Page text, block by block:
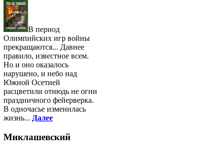
В период
Олимпийских игр войны
прекращаются... Давнее
правило, известное всем.
Но и оно оказалось
нарушено, и небо над
Южной Осетией
расцветили отнюдь не огни
праздничного фейерверка.
В одночасье изменилась
жизнь... Далее
Миклашевский